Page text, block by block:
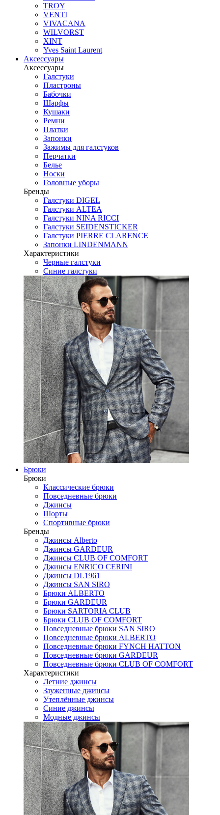
TROY
VENTI
VIVACANA
WILVORST
XINT
Yves Saint Laurent
Аксессуары
Аксессуары
Галстуки
Пластроны
Бабочки
Шарфы
Кушаки
Ремни
Платки
Запонки
Зажимы для галстуков
Перчатки
Белье
Носки
Головные уборы
Бренды
Галстуки DIGEL
Галстуки ALTEA
Галстуки NINA RICCI
Галстуки SEIDENSTICKER
Галстуки PIERRE CLARENCE
Запонки LINDENMANN
Характеристики
Черные галстуки
Синие галстуки
Брюки
Брюки
Классические брюки
Повседневные брюки
Джинсы
Шорты
Спортивные брюки
Бренды
Джинсы Alberto
Джинсы GARDEUR
Джинсы CLUB OF COMFORT
Джинсы ENRICO CERINI
Джинсы DL1961
Джинсы SAN SIRO
Брюки ALBERTO
Брюки GARDEUR
Брюки SARTORIA CLUB
Брюки CLUB OF COMFORT
Повседневные брюки SAN SIRO
Повседневные брюки ALBERTO
Повседневные брюки FYNCH HATTON
Повседневные брюки GARDEUR
Повседневные брюки CLUB OF COMFORT
Характеристики
Летние джинсы
Зауженные джинсы
Утеплённые джинсы
Синие джинсы
Модные джинсы